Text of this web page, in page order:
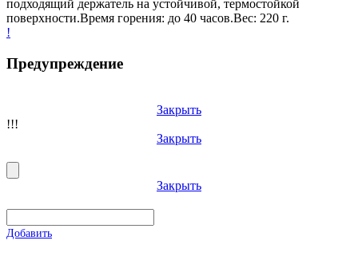
подходящий держатель на устойчивой, термостойкой
поверхности.Время горения: до 40 часов.Вес: 220 г.
!
Предупреждение
Закрыть
!!!
Закрыть
Закрыть
Добавить